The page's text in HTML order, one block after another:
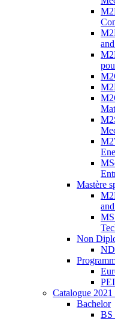
Mastère
Non
Catalogue 2021
Bachelor
BS